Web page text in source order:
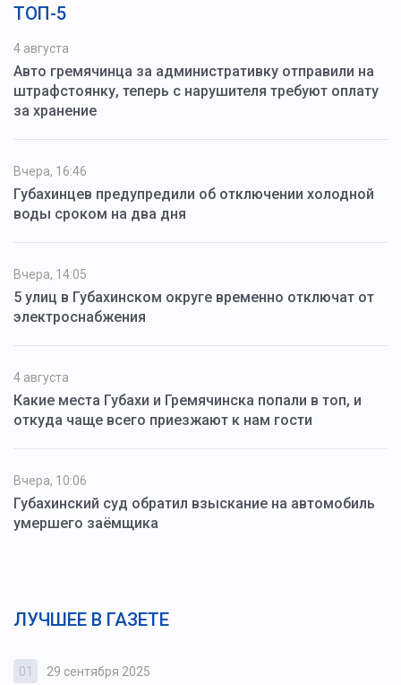
ТОП-5
4 августа
Авто гремячинца за административку отправили на
штрафстоянку, теперь с нарушителя требуют оплату
за хранение
Вчера, 16:46
Губахинцев предупредили об отключении холодной
воды сроком на два дня
Вчера, 14:05
5 улиц в Губахинском округе временно отключат от
электроснабжения
4 августа
Какие места Губахи и Гремячинска попали в топ, и
откуда чаще всего приезжают к нам гости
Вчера, 10:06
Губахинский суд обратил взыскание на автомобиль
умершего заёмщика
ЛУЧШЕЕ В ГАЗЕТЕ
01 29 сентября 2025